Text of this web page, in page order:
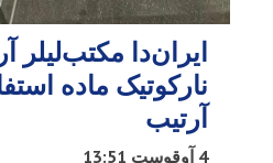
ایران‌دا مکتب‌لیلر
نارکوتیک ماده
آرتیب
4 آوقوست 13:51